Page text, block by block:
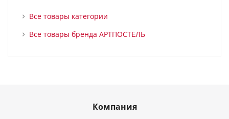
Все товары категории
Все товары бренда АРТПОСТЕЛЬ
Компания